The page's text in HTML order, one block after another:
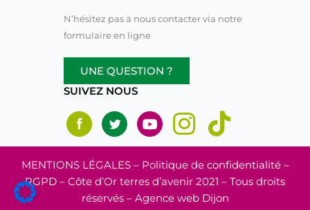
N’hésitez pas à nous contacter via notre
formulaire en ligne
UNE QUESTION ?
SUIVEZ NOUS
MENTIONS LÉGALES– Politique de confidentialité –
RGPD – Côte d’Or terres d’avenir 2021 – Tous droits
réservés – Agence web Dijon